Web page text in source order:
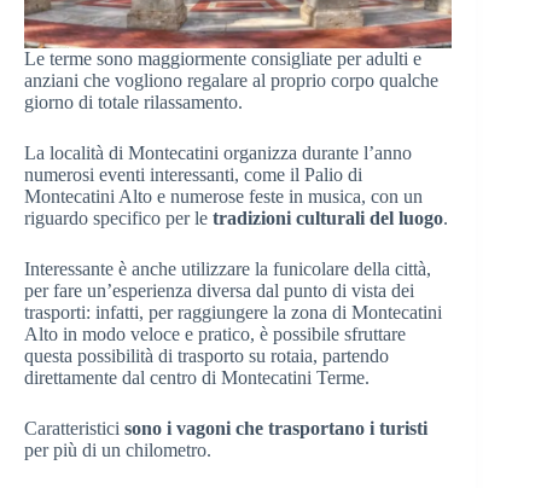
Le terme sono maggiormente consigliate per adulti e
anziani che vogliono regalare al proprio corpo qualche
giorno di totale rilassamento.
La località di Montecatini organizza durante l’anno
numerosi eventi interessanti, come il Palio di
Montecatini Alto e numerose feste in musica, con un
riguardo specifico per le tradizioni culturali del luogo.
Interessante è anche utilizzare la funicolare della città,
per fare un’esperienza diversa dal punto di vista dei
trasporti: infatti, per raggiungere la zona di Montecatini
Alto in modo veloce e pratico, è possibile sfruttare
questa possibilità di trasporto su rotaia, partendo
direttamente dal centro di Montecatini Terme.
Caratteristici sono i vagoni che trasportano i turisti
per più di un chilometro.